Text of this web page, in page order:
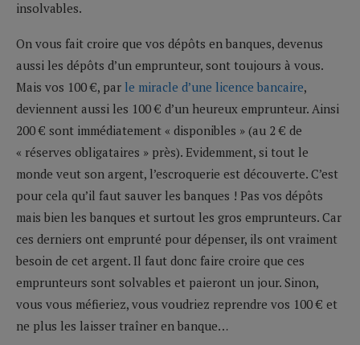
insolvables.
On vous fait croire que vos dépôts en banques, devenus
aussi les dépôts d’un emprunteur, sont toujours à vous.
Mais vos 100 €, par le miracle d’une licence bancaire,
deviennent aussi les 100 € d’un heureux emprunteur. Ainsi
200 € sont immédiatement « disponibles » (au 2 € de
« réserves obligataires » près). Evidemment, si tout le
monde veut son argent, l’escroquerie est découverte. C’est
pour cela qu’il faut sauver les banques ! Pas vos dépôts
mais bien les banques et surtout les gros emprunteurs. Car
ces derniers ont emprunté pour dépenser, ils ont vraiment
besoin de cet argent. Il faut donc faire croire que ces
emprunteurs sont solvables et paieront un jour. Sinon,
vous vous méfieriez, vous voudriez reprendre vos 100 € et
ne plus les laisser traîner en banque…